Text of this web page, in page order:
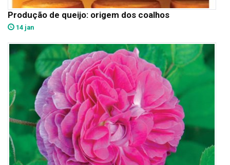
Produção de queijo: origem dos coalhos
14 jan